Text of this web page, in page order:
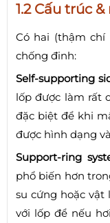
1.2 Cấu trúc
Có hai (thậm
chống đinh:
Self-supporting
lốp được làm rất
đặc biệt để khi
được hình dạng
Support-ring
phổ biến hơn
su cứng hoặc
với lốp để nếu